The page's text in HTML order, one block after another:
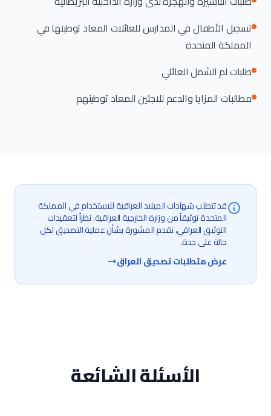
تسجيل الأطفال في المدارس للعائلات المعاد توطينها في
المملكة المتحدة
طلبات لم الشمل العائلي
مطالبات المزايا والدعم للاجئين المعاد توطينهم
قد تتطلب شهادات الميلاد العراقية للاستخدام في المملكة
المتحدة توثيقاً من وزارة الخارجية العراقية. نظراً لتعقيدات
التوثيق العراقي، نقدم المشورة بشأن عملية التصديق لكل
حالة على حدة.
عرض متطلبات تصديق العراق
الأسئلة الشائعة